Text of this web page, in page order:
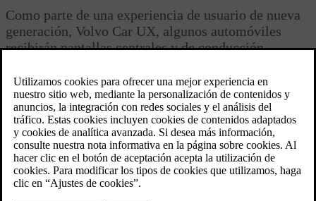
Actualizado 12/02/2026
Como parte de una experiencia de usuario de nueva
generación, Volvo Car UX, algunos automóviles
recibirán pantallas centrales y de conducción
Esta actualización de software tiene como objetivo proporcionar una
mejor experiencia de conducción mostrándole información relevante
solo cuando sea necesario.
La actualización estará disponible a principios de 2026[1]para
automóviles con Google integrado del año de modelo 2025 y
anteriores.